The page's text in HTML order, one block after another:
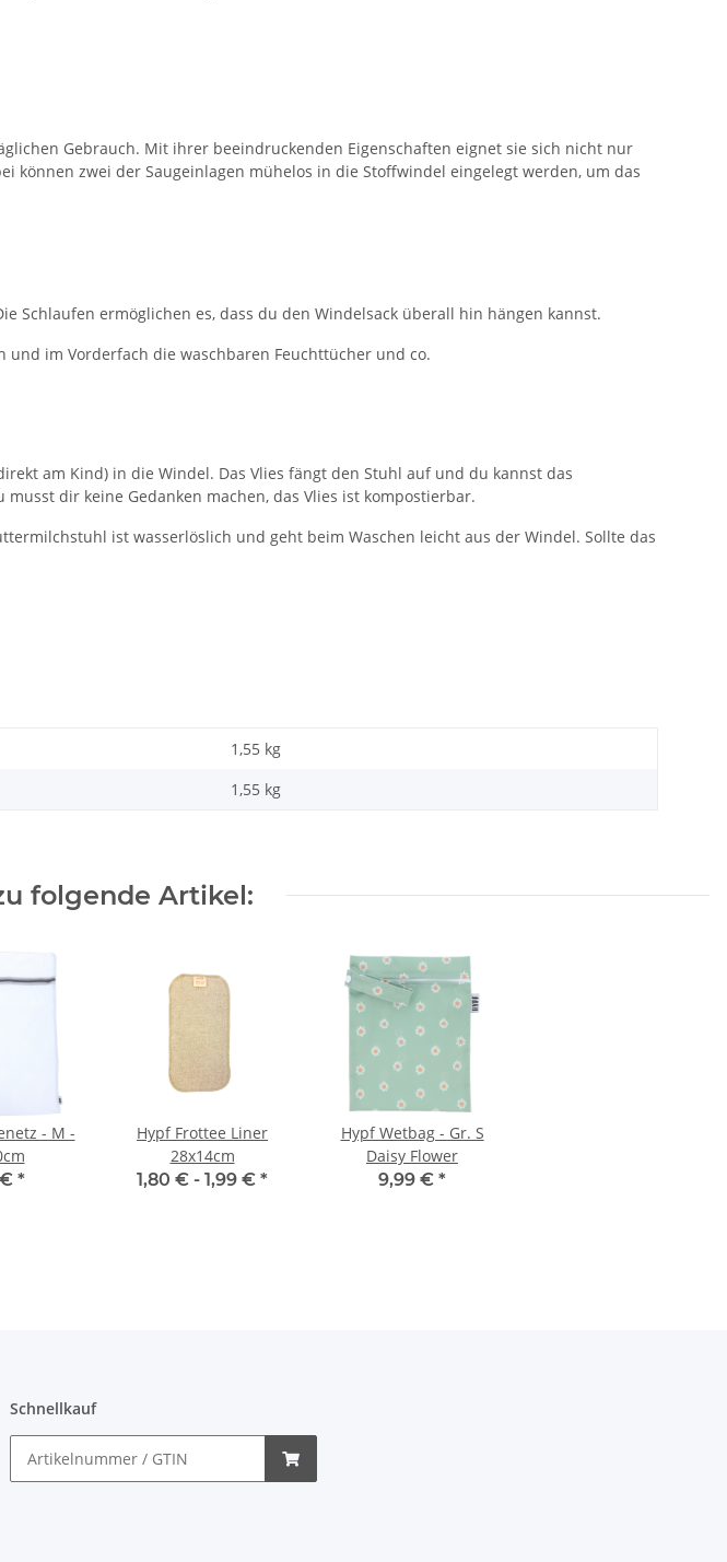
Gebrauch. Mit ihrer beeindruckenden Eigenschaften eignet sie sich nicht nur
zwei der Saugeinlagen mühelos in die Stoffwindel eingelegt werden, um das
Schlaufen ermöglichen es, dass du den Windelsack überall hin hängen kannst.
im Vorderfach die waschbaren Feuchttücher und co.
am Kind) in die Windel. Das Vlies fängt den Stuhl auf und du kannst das
dir keine Gedanken machen, das Vlies ist kompostierbar.
ist wasserlöslich und geht beim Waschen leicht aus der Windel. Sollte das
1,55 kg
1,55 kg
folgende Artikel:
- M -
*
Hypf Frottee Liner
28x14cm
1,80 € - 1,99 € *
Hypf Wetbag - Gr. S
Daisy Flower
9,99 € *
Schnellkauf